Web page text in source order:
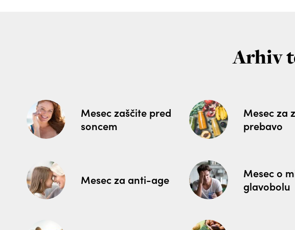
Arhiv
Mesec zaščite pred
soncem
Mesec za
prebavo
Mesec za anti-age
Mesec o
glavobolu